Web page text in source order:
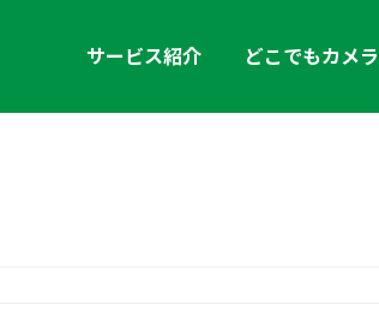
サービス紹介 どこでもカメラ